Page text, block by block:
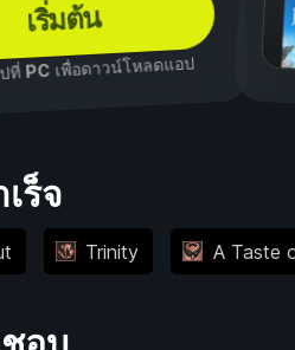
เริ่มต้น
ที่ PCเพื่อดาวน์โหลดแอป
ร็จ
Trinity A Taste